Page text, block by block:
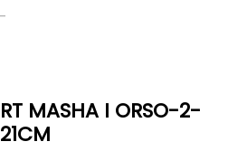
MASHA I ORSO-2-
21CM